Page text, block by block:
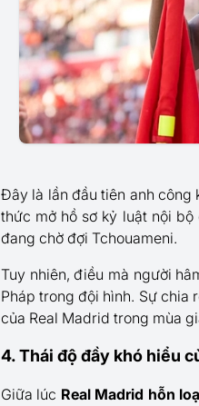
Đây là lần đầu tiên anh công
thức mở hồ sơ kỷ luật nội
đang chờ đợi Tchouameni.
Tuy nhiên, điều mà người
Pháp trong đội hình. Sự chia
của Real Madrid trong mùa
4. Thái độ đầy khó hiểu
Giữa lúc Real Madrid hỗn